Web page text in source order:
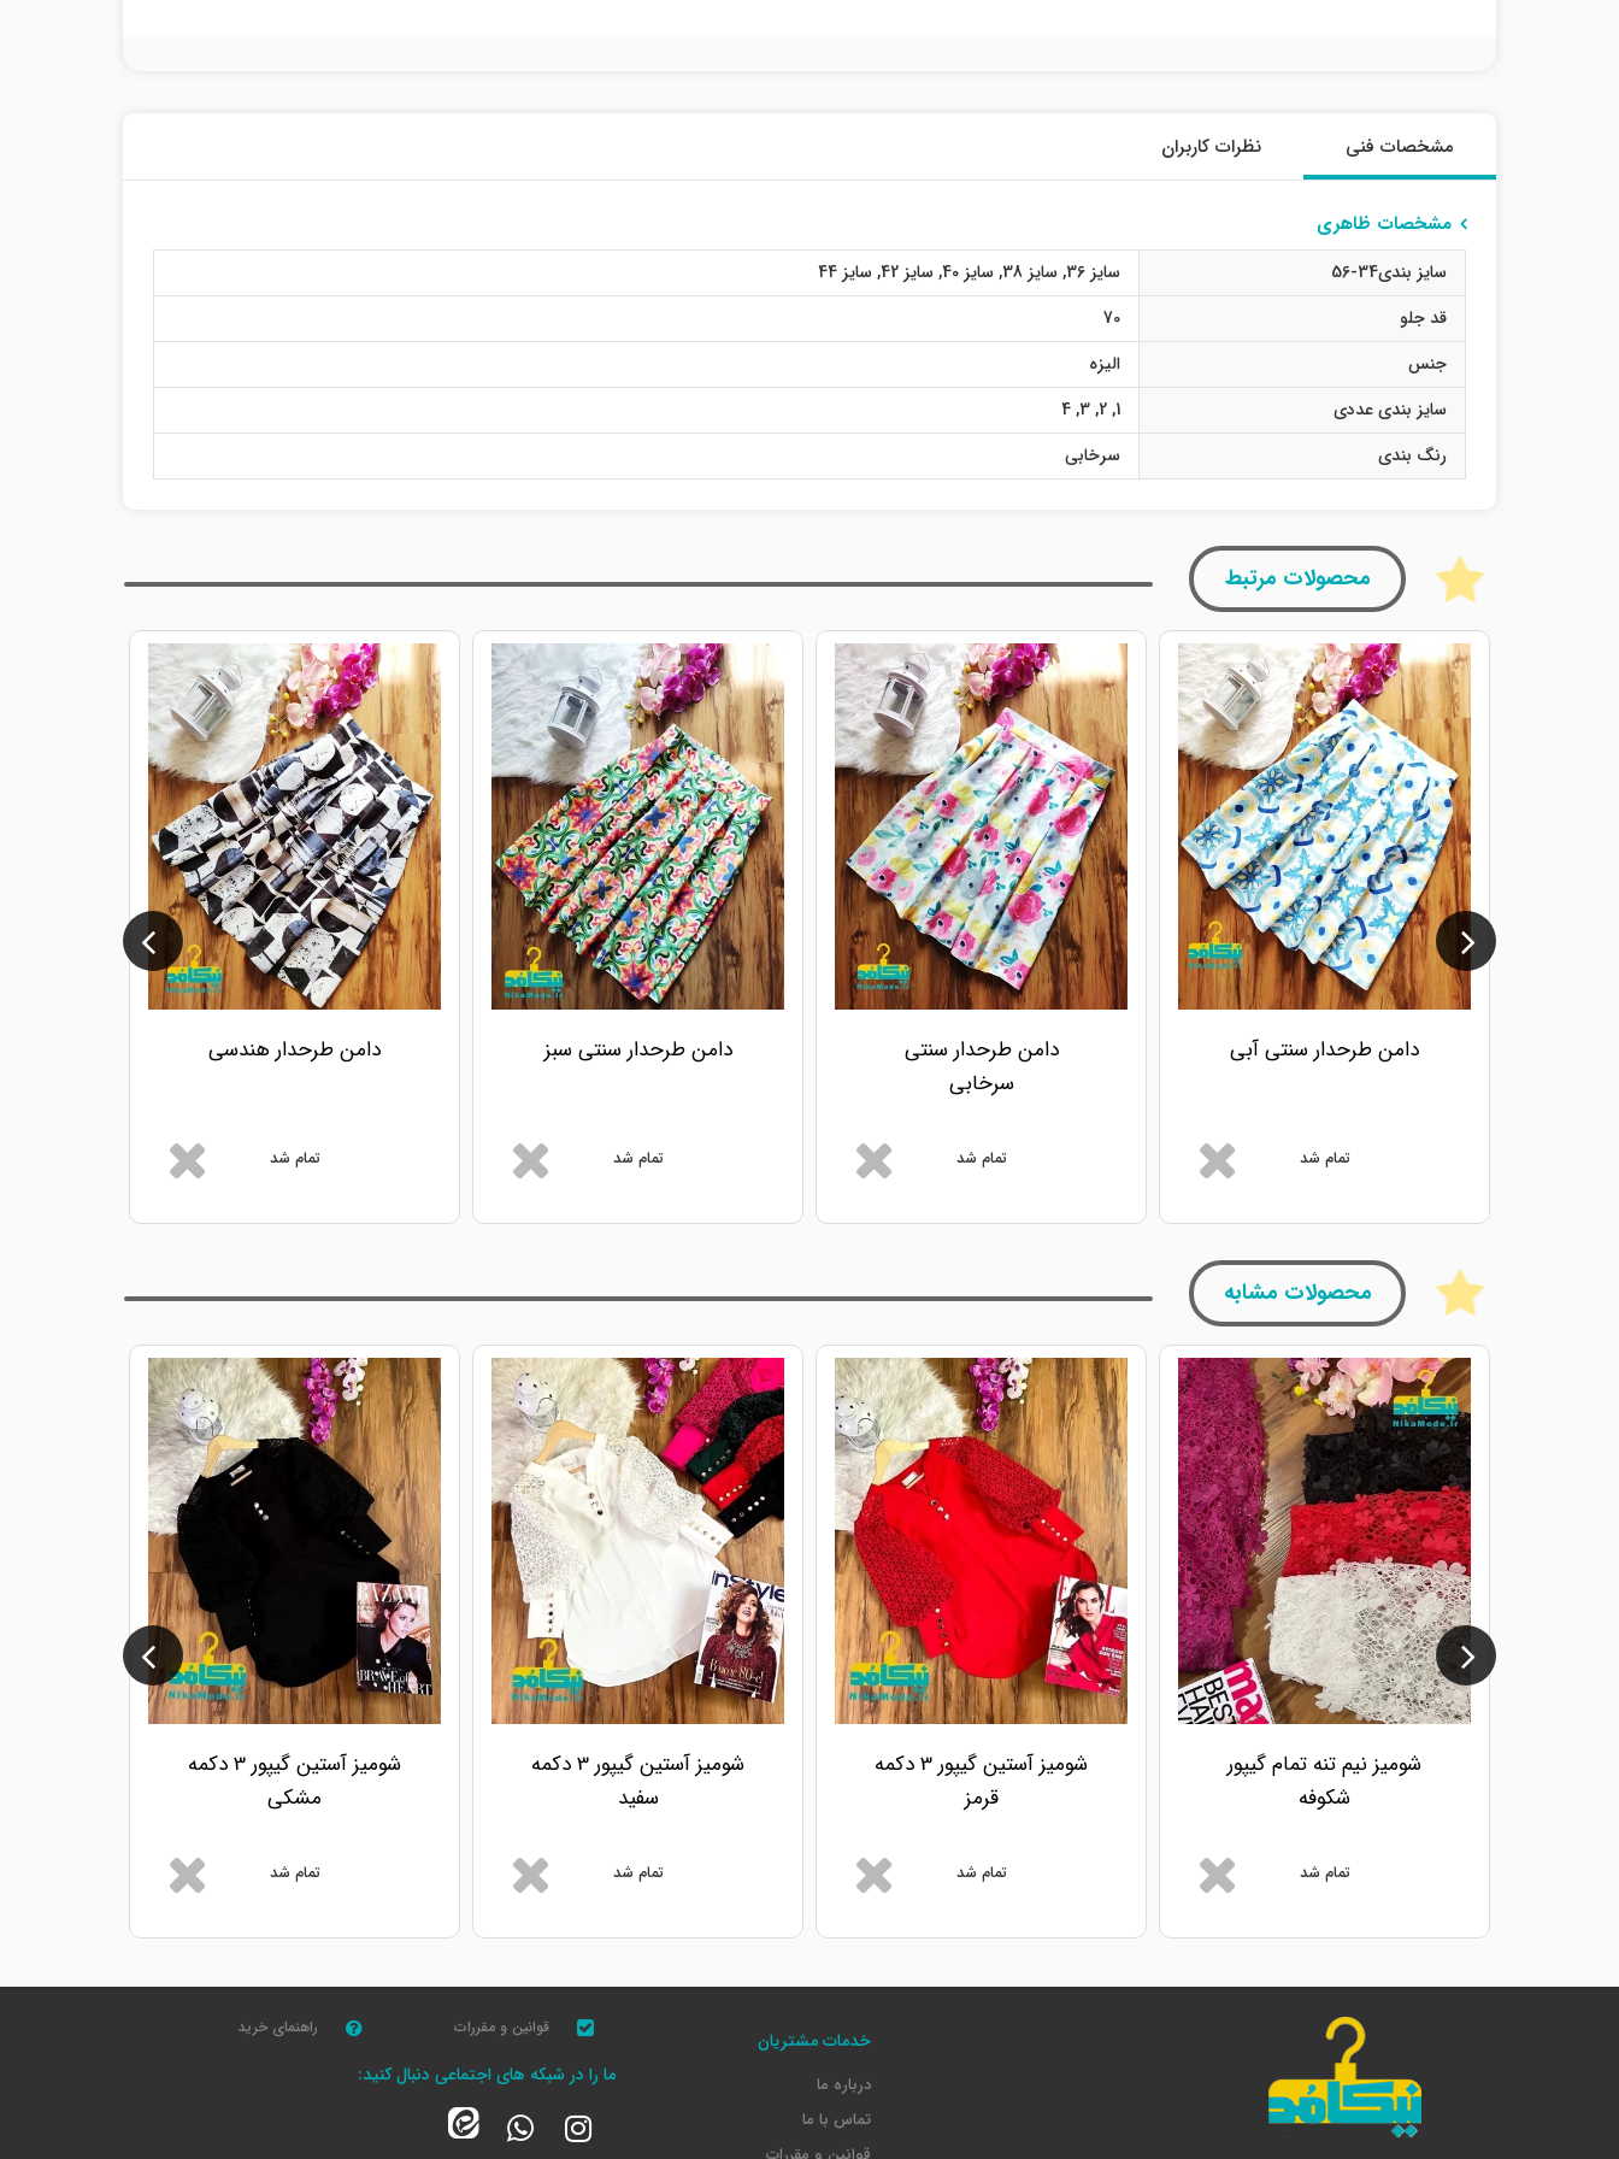
مشخصات فنی نظرات کاربران
مشخصات ظاهری
سایز بندی34-56 سایز 36 , سایز 38 , سایز 40 , سایز 42 , سایز 44
قد جلو
70
جنس
الیزه
سایز بندی عددی
1
,
2
,
3
,
4
رنگ بندی
سرخابی
محصولات مرتبط
دامن طرحدار سنتی آبی
تمام شد
دامن طرحدار سنتی
سرخابی
تمام شد
دامن طرحدار سنتی سبز
تمام شد
دامن طرحدار هندسی
تمام شد
محصولات مشابه
شومیز نیم تنه تمام گیپور
شکوفه
تمام شد
شومیز آستین گیپور 3 دکمه
قرمز
تمام شد
شومیز آستین گیپور 3 دکمه
سفید
تمام شد
شومیز آستین گیپور 3 دکمه
مشکی
تمام شد
خدمات مشتریان
درباره ما
تماس با ما
قوانین و مقررات راهنمای خرید
ما را در شبکه های اجتماعی دنبال کنید: